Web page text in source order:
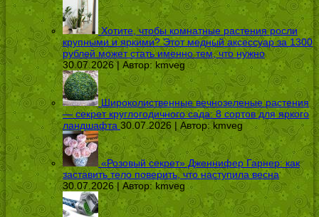
Хотите, чтобы комнатные растения росли
крупными и яркими? Этот медный аксессуар за 1300
рублей может стать именно тем, что нужно
30.07.2026 | Автор: kmveg
Широколиственные вечнозеленые растения
— секрет круглогодичного сада: 8 сортов для яркого
ландшафта 30.07.2026 | Автор:kmveg
«Розовый секрет» Дженнифер Гарнер: как
заставить тело поверить, что наступила весна
30.07.2026 | Автор: kmveg